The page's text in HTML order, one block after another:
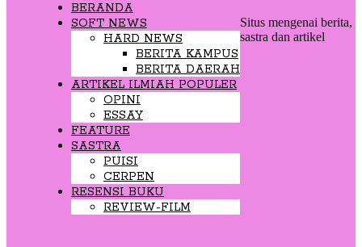
BERANDA
SOFT NEWS
HARD NEWS
BERITA KAMPUS
BERITA DAERAH
ARTIKEL ILMIAH POPULER
OPINI
ESSAY
FEATURE
SASTRA
PUISI
CERPEN
RESENSI BUKU
REVIEW-FILM
Situs mengenai berita,
sastra dan artikel